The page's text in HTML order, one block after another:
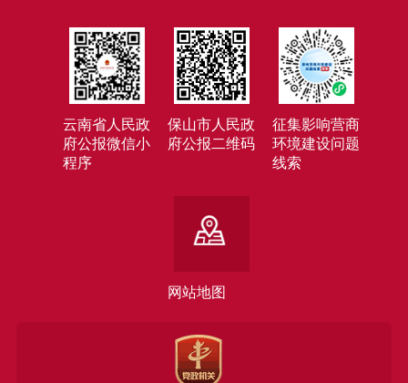
云南省人民政
府公报微信小
程序
保山市人民政
府公报二维码
征集影响营商
环境建设问题
线索
网站地图